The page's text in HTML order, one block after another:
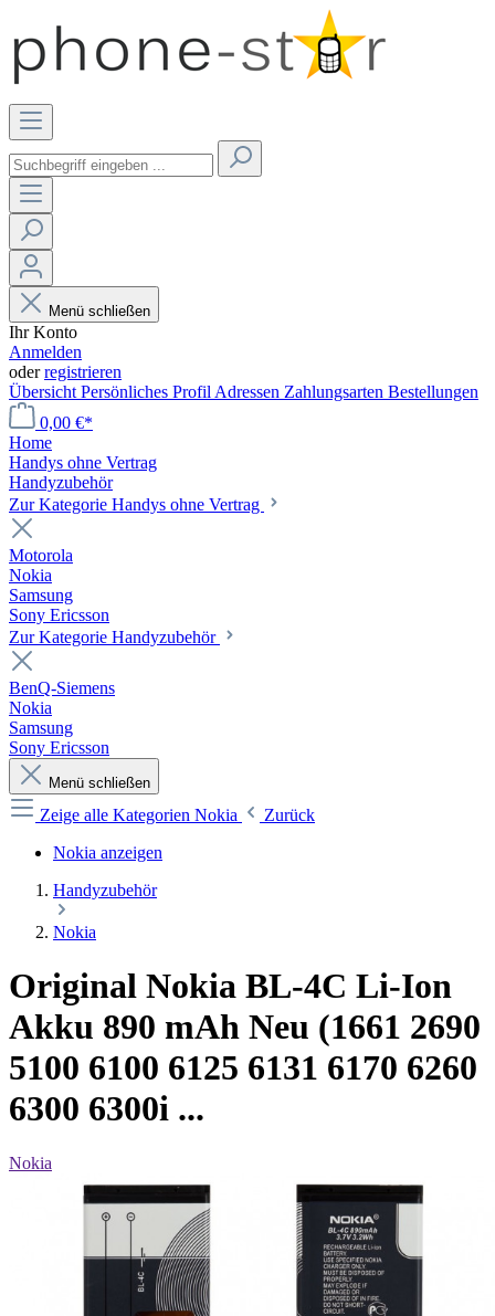
Menü schließen
Ihr Konto
Anmelden
oderregistrieren
Übersicht Persönliches Profil Adressen Zahlungsarten Bestellungen
0,00 €*
Home
Handys ohne Vertrag
Handyzubehör
Zur Kategorie Handys ohne Vertrag
Motorola
Nokia
Samsung
Sony Ericsson
Zur Kategorie Handyzubehör
BenQ-Siemens
Nokia
Samsung
Sony Ericsson
Menü schließen
Zeige alle Kategorien Nokia
Zurück
Nokia anzeigen
Handyzubehör
Nokia
Original Nokia BL-4C Li-Ion
Akku 890 mAh Neu (1661 2690
5100 6100 6125 6131 6170 6260
6300 6300i ...
Nokia